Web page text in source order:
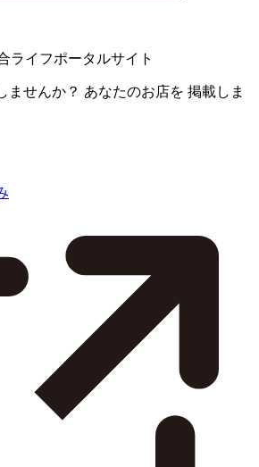
ライフポータルサイト
ませんか？ あなたのお店を 掲載しま